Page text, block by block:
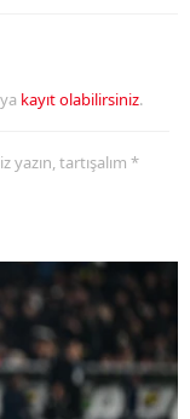
kayıt olabilirsiniz.
tartışalım *